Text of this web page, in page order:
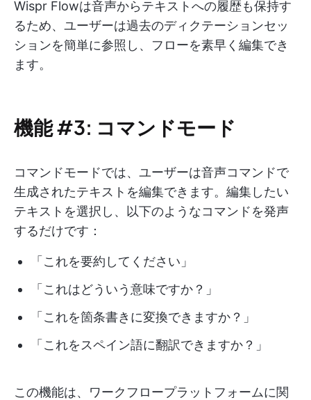
Wispr Flowは音声からテキストへの履歴も保持す
るため、ユーザーは過去のディクテーションセッ
ションを簡単に参照し、フローを素早く編集でき
ます。
機能 #3: コマンドモード
コマンドモードでは、ユーザーは音声コマンドで
生成されたテキストを編集できます。編集したい
テキストを選択し、以下のようなコマンドを発声
するだけです：
「これを要約してください」
「これはどういう意味ですか？」
「これを箇条書きに変換できますか？」
「これをスペイン語に翻訳できますか？」
この機能は、ワークフロープラットフォームに関